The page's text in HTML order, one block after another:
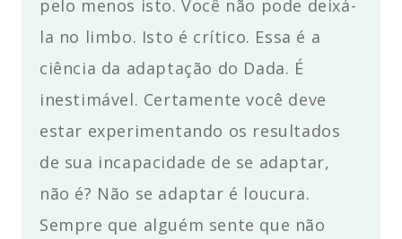
pelo menos isto. Você não pode deixá-
la no limbo. Isto é crítico. Essa é a
ciência da adaptação do Dada. É
inestimável. Certamente você deve
estar experimentando os resultados
de sua incapacidade de se adaptar,
não é? Não se adaptar é loucura.
Sempre que alguém sente que não